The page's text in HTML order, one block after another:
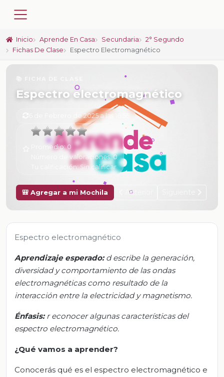
Inicio Aprende En Casa Secundaria
2° Segundo
Fichas De Clase
Espectro Electromagnético
Espectro electromagnético
6 de Febrero de 2025 a las 16:55
Promedio:0
Número de valoraciones:0
Tu calificación:Sin calificar
🎒 Agregar a mi Mochila Anterior
Espectro electromagnético
Aprendizaje esperado:describe la generación,
diversidad y comportamiento de las ondas
electromagnéticas como resultado de la
interacción entre la electricidad y magnetismo.
Énfasis:reconocer algunas características del
espectro electromagnético.
¿Qué vamos a aprender?
Conocerás qué es el espectro electromagnético e